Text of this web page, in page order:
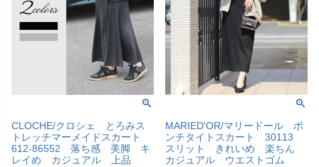
CLOCHE/クロシェ とろみス
トレッチマーメイドスカート
612-86552 落ち感 美脚 キ
レイめ カジュアル 上品
MARIED'OR/マリードール ポ
ンチタイトスカート 30113
スリット きれいめ 楽ちん
カジュアル ウエストゴム